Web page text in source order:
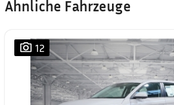
Ähnliche Fahrzeuge
12